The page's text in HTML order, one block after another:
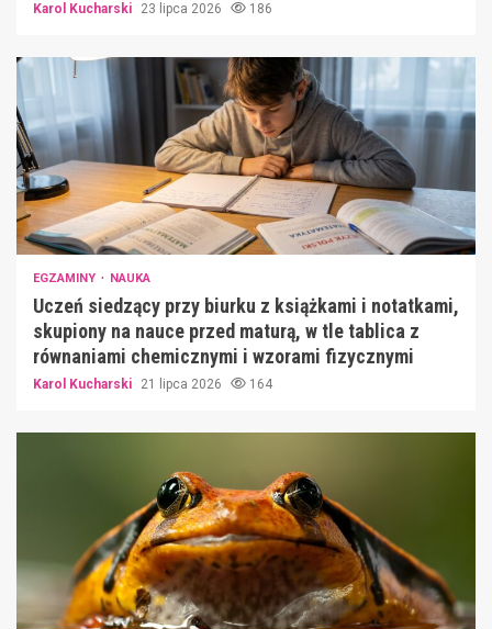
Karol Kucharski 23 lipca 2026 186
EGZAMINY NAUKA
Uczeń siedzący przy biurku z książkami i notatkami,
skupiony na nauce przed maturą, w tle tablica z
równaniami chemicznymi i wzorami fizycznymi
Karol Kucharski 21 lipca 2026 164